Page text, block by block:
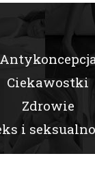
Ciekawostki
Zdrowie
i